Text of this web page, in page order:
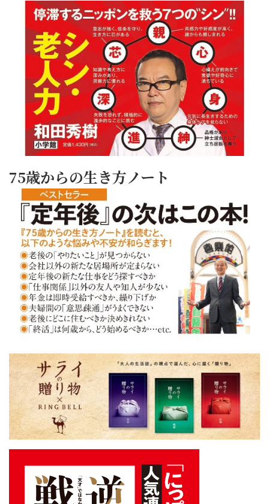
75歳からの生き方ノート